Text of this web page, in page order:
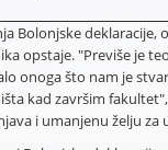
Bolonjske deklaracije,
opstaje. "Previše je
onoga što nam je
kad završim
i umanjenu želju za